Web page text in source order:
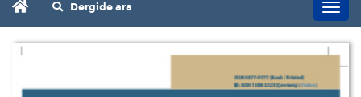
Dergide ara